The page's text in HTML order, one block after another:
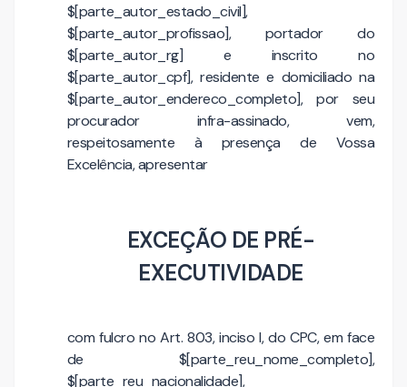
$[parte_autor_estado_civil],
$[parte_autor_profissao], portador do
$[parte_autor_rg] e inscrito no
$[parte_autor_cpf], residente e domiciliado na
$[parte_autor_endereco_completo], por seu
procurador infra-assinado, vem,
respeitosamente à presença de Vossa
Excelência, apresentar
EXCEÇÃO DE PRÉ-
EXECUTIVIDADE
com fulcro no Art. 803, inciso I, do CPC, em face
de $[parte_reu_nome_completo],
$[parte_reu_nacionalidade],